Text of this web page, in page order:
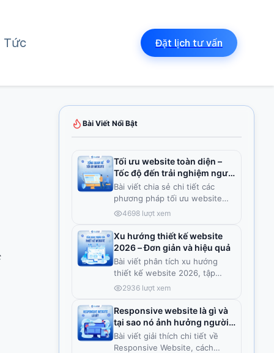
Tức Đặt lịch tư vấn
Bài Viết Nổi Bật
Tối ưu website toàn diện –
Tốc độ đến trải nghiệm người
dùng
Bài viết chia sẻ chi tiết các
phương pháp tối ưu website
toà...
4698 lượt xem
Xu hướng thiết kế website
2026 – Đơn giản và hiệu quả
Bài viết phân tích xu hướng
thiết kế website 2026, tập
trung...
2936 lượt xem
Responsive website là gì và
tại sao nó ảnh hưởng người
dùng?
Bài viết giải thích chi tiết về
Responsive Website, cách